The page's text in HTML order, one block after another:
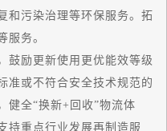
和污染治理等环保服务。拓
服务。
励更新使用更优能效等级
准或不符合安全技术规范的
健全“换新+回收”物流体
持重点行业发展再制造服